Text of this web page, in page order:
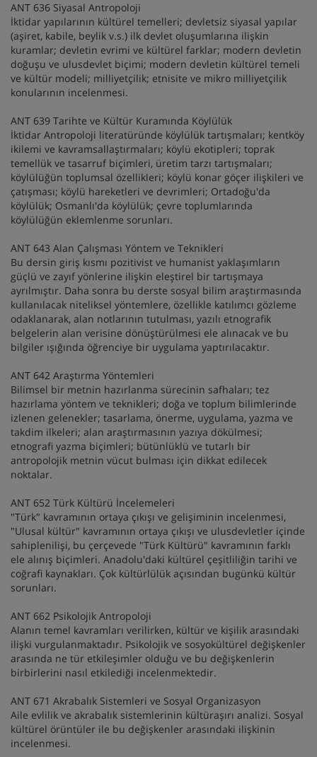
ANT 636 Siyasal Antropoloji
İktidar yapılarının kültürel temelleri; devletsiz siyasal yapılar
(aşiret, kabile, beylik v.s.) ilk devlet oluşumlarına ilişkin
kuramlar; devletin evrimi ve kültürel farklar; modern devletin
doğuşu ve ulusdevlet biçimi; modern devletin kültürel temeli
ve kültür modeli; milliyetçilik; etnisite ve mikro milliyetçilik
konularının incelenmesi.
ANT 639 Tarihte ve Kültür Kuramında Köylülük
İktidar Antropoloji literatüründe köylülük tartışmaları; kentköy
ikilemi ve kavramsallaştırmaları; köylü ekotipleri; toprak
temellük ve tasarruf biçimleri, üretim tarzı tartışmaları;
köylülüğün toplumsal özellikleri; köylü konar göçer ilişkileri ve
çatışması; köylü hareketleri ve devrimleri; Ortadoğu'da
köylülük; Osmanlı'da köylülük; çevre toplumlarında
köylülüğün eklemlenme sorunları.
ANT 643 Alan Çalışması Yöntem ve Teknikleri
Bu dersin giriş kısmı pozitivist ve humanist yaklaşımların
güçlü ve zayıf yönlerine ilişkin eleştirel bir tartışmaya
ayrılmıştır. Daha sonra bu derste sosyal bilim araştırmasında
kullanılacak niteliksel yöntemlere, özellikle katılımcı gözleme
odaklanarak, alan notlarının tutulması, yazılı etnografik
belgelerin alan verisine dönüştürülmesi ele alınacak ve bu
bilgiler ışığında öğrenciye bir uygulama yaptırılacaktır.
ANT 642 Araştırma Yöntemleri
Bilimsel bir metnin hazırlanma sürecinin safhaları; tez
hazırlama yöntem ve teknikleri; doğa ve toplum bilimlerinde
izlenen gelenekler; tasarlama, önerme, uygulama, yazma ve
takdim ilkeleri; alan araştırmasının yazıya dökülmesi;
etnografi yazma biçimleri; bütünlüklü ve tutarlı bir
antropolojik metnin vücut bulması için dikkat edilecek
noktalar.
ANT 652 Türk Kültürü İncelemeleri
"Türk" kavramının ortaya çıkışı ve gelişiminin incelenmesi,
"Ulusal kültür" kavramının ortaya çıkışı ve ulusdevletler içinde
sahiplenilişi, bu çerçevede "Türk Kültürü" kavramının farklı
ele alınış biçimleri. Anadolu'daki kültürel çeşitliliğin tarihi ve
coğrafi kaynakları. Çok kültürlülük açısından bugünkü kültür
sorunları.
ANT 662 Psikolojik Antropoloji
Alanın temel kavramları verilirken, kültür ve kişilik arasındaki
ilişki vurgulanmaktadır. Psikolojik ve sosyokültürel değişkenler
arasında ne tür etkileşimler olduğu ve bu değişkenlerin
birbirlerini nasıl etkilediği incelenmektedir.
ANT 671 Akrabalık Sistemleri ve Sosyal Organizasyon
Aile evlilik ve akrabalık sistemlerinin kültüraşırı analizi. Sosyal
kültürel örüntüler ile bu değişkenler arasındaki ilişkinin
incelenmesi.